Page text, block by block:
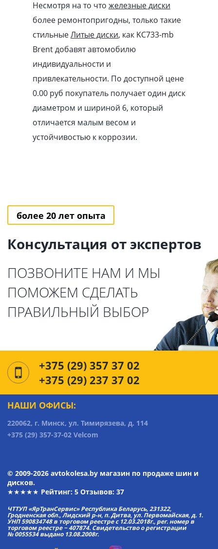
Несмотря на то что железные диски
более ремонтопригодны, только такие
стильныеЛитые диски, как KC733-mb
Brent добавят автомобилю
индивидуальности и
привлекательности. По доступной цене
0.00 pуб покупатель получает один диск
диаметром и шириной 6, который
отличается малым весом и
устойчивостью к коррозии.
более 20 лет опыта
Консультация от экспертов
ПОЗВОНИТЕ НАМ И МЫ
ПОМОЖЕМ СДЕЛАТЬ
ПРАВИЛЬНЫЙ ВЫБОР
+375 (29) 357 37 02
+375 (29) 237 37 02
НАШИ ОФИСЫ:
220062, г. Минск, ул. Тимирязева, д. 114
+375 (29) 357-37-02 Velcom
© 2009-2026 avtokolesa.by магазин по продаже шин и
дисков.
★★★★★ Рейтинг: 5 Отзывов: 37
ЧТТУП «ЯрТранСервис» Республика Беларусь, 231322,
Гродненская обл., Лидский р-н, п. Дитва, ул. Первомайская, д. 1.
УНП 590834748 в торговом реестре с 12.03.2018г., рег. номер в
торговом реестре − 407874. Свидетельство о регистрации
№ 0055534 выдано 13.08.2008г.